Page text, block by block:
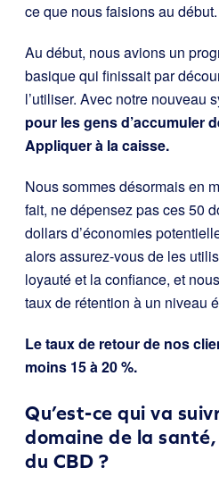
ce que nous faisions au début.
Au début, nous avions un
basique qui finissait par
l’utiliser. Avec notre nouveau
pour les gens d’accumuler
Appliquer à la caisse.
Nous sommes désormais en
fait, ne dépensez pas ces 50
dollars d’économies
alors assurez-vous de les
loyauté et la confiance, et
taux de rétention à un niveau
Le taux de retour de nos
moins 15 à 20 %.
Qu’est-ce qui va
domaine de la
du CBD ?